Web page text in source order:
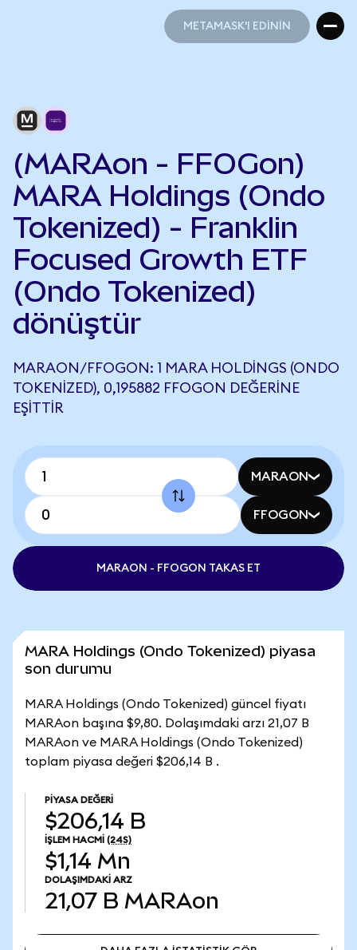
METAMASK'I EDİNİN
(MARAon - FFOGon)
MARA Holdings (Ondo
Tokenized) - Franklin
Focused Growth ETF
(Ondo Tokenized)
dönüştür
MARAON/FFOGON: 1 MARA HOLDINGS (ONDO
TOKENIZED), 0,195882 FFOGON DEĞERINE
EŞITTIR
MARAON
FFOGON
MARAON - FFOGON TAKAS ET
MARA Holdings (Ondo Tokenized) piyasa
son durumu
MARA Holdings (Ondo Tokenized) güncel fiyatı
MARAon başına $9,80. Dolaşımdaki arzı 21,07 B
MARAon ve MARA Holdings (Ondo Tokenized)
toplam piyasa değeri $206,14 B .
PIYASA DEĞERI
$206,14 B
İŞLEM HACMI (24S)
$1,14 Mn
DOLAŞIMDAKI ARZ
21,07 B MARAon